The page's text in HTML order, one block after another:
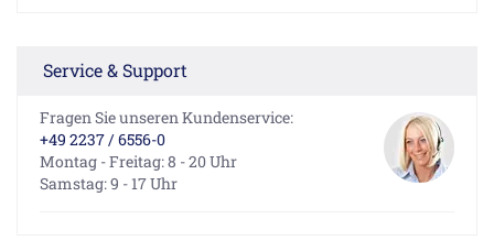
Service & Support
Fragen Sie unseren Kundenservice:
+49 2237 / 6556-0
Montag - Freitag: 8 - 20 Uhr
Samstag: 9 - 17 Uhr